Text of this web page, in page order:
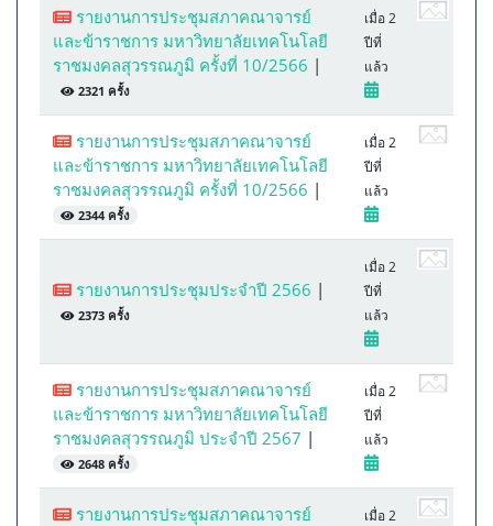
รายงานการประชุมสภาคณาจารย์
และข้าราชการ มหาวิทยาลัยเทคโนโลยี
ราชมงคลสุวรรณภูมิ ครั้งที่ 10/2566 |
2321 ครั้ง
เมื่อ 2
ปีที่
แล้ว
รายงานการประชุมสภาคณาจารย์
และข้าราชการ มหาวิทยาลัยเทคโนโลยี
ราชมงคลสุวรรณภูมิ ครั้งที่ 10/2566 |
2344 ครั้ง
เมื่อ 2
ปีที่
แล้ว
รายงานการประชุมประจำปี 2566 |
2373 ครั้ง
เมื่อ 2
ปีที่
แล้ว
รายงานการประชุมสภาคณาจารย์
และข้าราชการ มหาวิทยาลัยเทคโนโลยี
ราชมงคลสุวรรณภูมิ ประจำปี 2567 |
2648 ครั้ง
เมื่อ 2
ปีที่
แล้ว
รายงานการประชุมสภาคณาจารย์
เมื่อ 2